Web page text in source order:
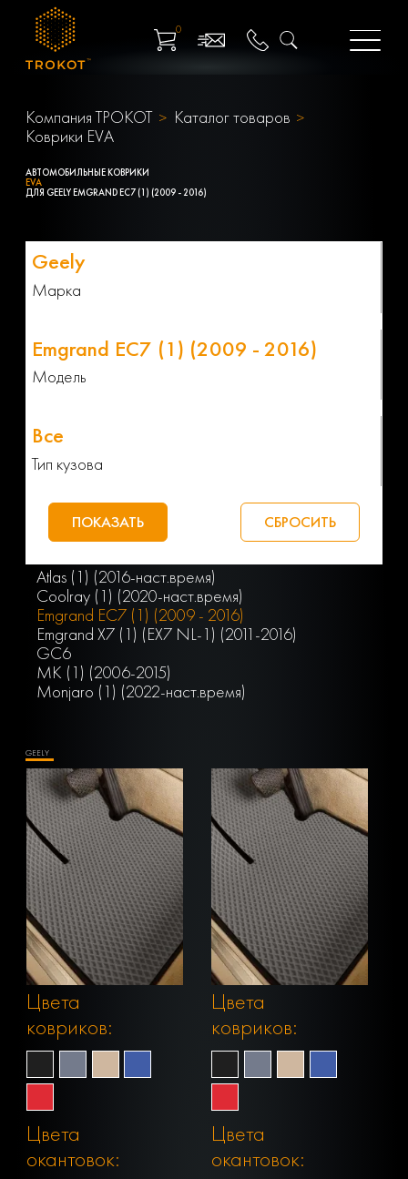
0
Компания ТРОКОТ
Каталог товаров
Коврики EVA
АВТОМОБИЛЬНЫЕ КОВРИКИ
EVA
ДЛЯ GEELY EMGRAND EC7 (1) (2009 - 2016)
Марка
Модель
Тип кузова
Atlas (1) (2016-наст.время)
Coolray (1) (2020-наст.время)
Emgrand EC7 (1) (2009 - 2016)
Emgrand X7 (1) (EX7 NL-1) (2011-2016)
GC6
MK (1) (2006-2015)
Monjaro (1) (2022-наст.время)
GEELY
Цвета
ковриков:
Цвета
окантовок:
Цвета
ковриков:
Цвета
окантовок: